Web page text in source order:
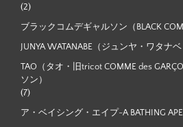
(2)
ブラックコムデギャルソン（BLACK
JUNYA WATANABE（ジュンヤ・ワタナ
TAO（タオ・旧tricot COMME des
ソン）
(7)
ア・ベイシング・エイプ-A BATHING